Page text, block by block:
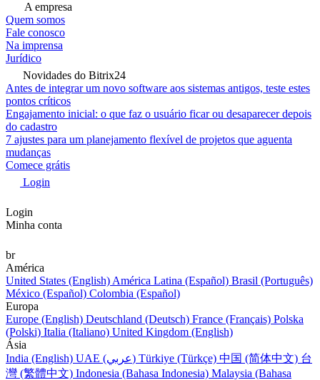
A empresa
Quem somos
Fale conosco
Na imprensa
Jurídico
Novidades do Bitrix24
Antes de integrar um novo software aos sistemas antigos, teste estes
pontos críticos
Engajamento inicial: o que faz o usuário ficar ou desaparecer depois
do cadastro
7 ajustes para um planejamento flexível de projetos que aguenta
mudanças
Comece grátis
Login
Login
Minha conta
br
América
United States (English) América Latina (Español) Brasil (Português)
México (Español) Colombia (Español)
Europa
Europe (English) Deutschland (Deutsch) France (Français) Polska
(Polski) Italia (Italiano) United Kingdom (English)
Ásia
India (English)
UAE (عربي) Türkiye (Türkçe) 中国 (简体中文) 台
灣 (繁體中文) Indonesia (Bahasa Indonesia) Malaysia (Bahasa